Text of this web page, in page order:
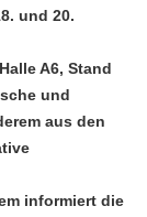
und 20.
A6, Stand
und
aus den
informiert die